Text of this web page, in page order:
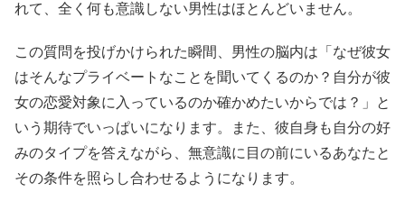
れて、全く何も意識しない男性はほとんどいません。
この質問を投げかけられた瞬間、男性の脳内は「なぜ彼女
はそんなプライベートなことを聞いてくるのか？自分が彼
女の恋愛対象に入っているのか確かめたいからでは？」と
いう期待でいっぱいになります。また、彼自身も自分の好
みのタイプを答えながら、無意識に目の前にいるあなたと
その条件を照らし合わせるようになります。